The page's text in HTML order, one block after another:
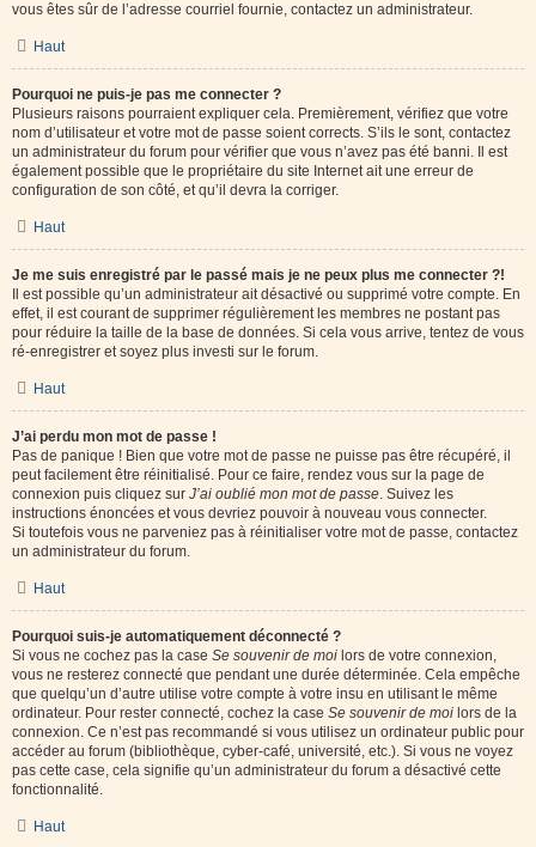
vous êtes sûr de l’adresse courriel fournie, contactez un administrateur.
Haut
Pourquoi ne puis-je pas me connecter ?
Plusieurs raisons pourraient expliquer cela. Premièrement, vérifiez que votre
nom d’utilisateur et votre mot de passe soient corrects. S’ils le sont, contactez
un administrateur du forum pour vérifier que vous n’avez pas été banni. Il est
également possible que le propriétaire du site Internet ait une erreur de
configuration de son côté, et qu’il devra la corriger.
Haut
Je me suis enregistré par le passé mais je ne peux plus me connecter ?!
Il est possible qu’un administrateur ait désactivé ou supprimé votre compte. En
effet, il est courant de supprimer régulièrement les membres ne postant pas
pour réduire la taille de la base de données. Si cela vous arrive, tentez de vous
ré-enregistrer et soyez plus investi sur le forum.
Haut
J’ai perdu mon mot de passe !
Pas de panique ! Bien que votre mot de passe ne puisse pas être récupéré, il
peut facilement être réinitialisé. Pour ce faire, rendez vous sur la page de
connexion puis cliquez sur J’ai oublié mon mot de passe. Suivez les
instructions énoncées et vous devriez pouvoir à nouveau vous connecter.
Si toutefois vous ne parveniez pas à réinitialiser votre mot de passe, contactez
un administrateur du forum.
Haut
Pourquoi suis-je automatiquement déconnecté ?
Si vous ne cochez pas la case Se souvenir de moi lors de votre connexion,
vous ne resterez connecté que pendant une durée déterminée. Cela empêche
que quelqu’un d’autre utilise votre compte à votre insu en utilisant le même
ordinateur. Pour rester connecté, cochez la case Se souvenir de moi lors de la
connexion. Ce n’est pas recommandé si vous utilisez un ordinateur public pour
accéder au forum (bibliothèque, cyber-café, université, etc.). Si vous ne voyez
pas cette case, cela signifie qu’un administrateur du forum a désactivé cette
fonctionnalité.
Haut